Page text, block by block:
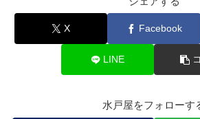
X Facebook
LINE
水戸屋をフォローす